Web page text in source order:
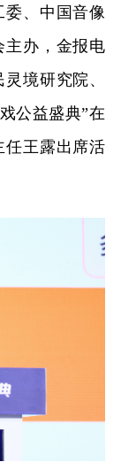
委、中国音像
主办，金报电
境研究院、
公益盛典”在
任王露出席活